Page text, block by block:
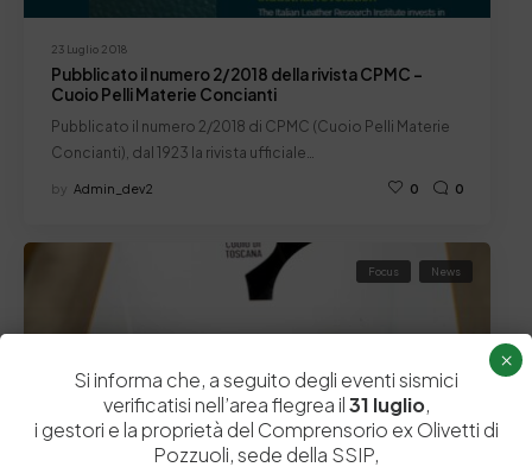
23 Luglio 2018
Pubblicato il numero 2/2018 della rivista CPMC –
Cuoio Pelli Materie Concianti
Pubblicato il numero 2/2018 di CPMC (Cuoio Pelli Materie
Concianti), dal 1923 la rivista ufficiale…
by Admin_dev2 0 0
Focus News
Si informa che, a seguito degli eventi sismici
verificatisi nell’area flegrea il31 luglio,
i gestori e la proprietà del Comprensorio ex Olivetti di
Pozzuoli, sede della SSIP,
×